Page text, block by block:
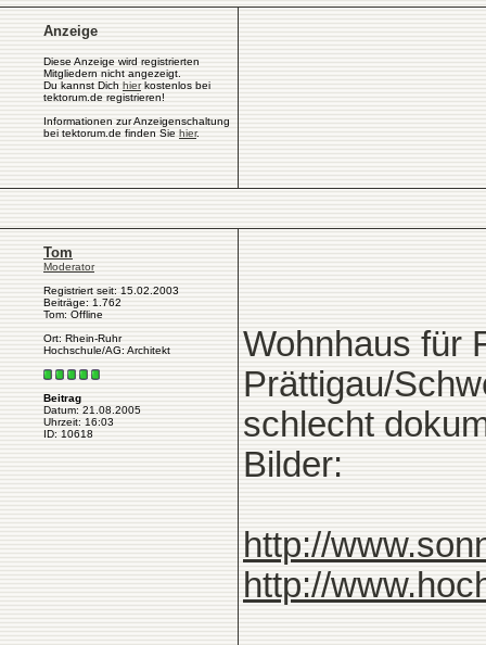
Anzeige
Diese Anzeige wird registrierten
Mitgliedern nicht angezeigt.
Du kannst Dich hierkostenlos bei
tektorum.de registrieren!
Informationen zur Anzeigenschaltung
bei tektorum.de finden Sie hier.
Tom
Moderator
Registriert seit: 15.02.2003
Beiträge: 1.762
Tom: Offline
Ort: Rhein-Ruhr
Hochschule/AG: Architekt
Beitrag
Datum: 21.08.2005
Uhrzeit: 16:03
ID: 10618
Wohnhaus für
Prättigau/
schlecht
Bilder:
http://
http://